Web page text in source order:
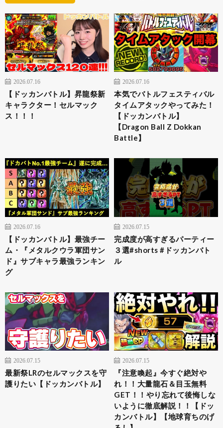
2026.07.16
【ドッカンバトル】昇龍祭新
キャラクター！セルマック
ス！！！
2026.07.16
本気でバトルフェスティバル
タイムアタックやってみた！
【ドッカンバトル】
【Dragon Ball Z Dokkan
Battle】
2026.07.16
【ドッカンバトル】最強チー
ム・『メタルクウラ軍団サン
ド』サブキャラ最強ランキン
グ
2026.07.15
完成度が高すぎるパーティー
３選#shorts #ドッカンバト
ル
2026.07.15
最新祭LRのセルマックスを守
護りたい【ドッカンバトル】
2026.07.15
『注意喚起』今すぐ絶対や
れ！！大量龍石＆目玉無料
GET！！やり忘れて後悔しな
いように徹底解説！！【ドッ
カンバトル】【地球育ちのげ